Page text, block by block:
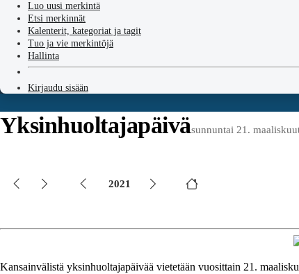
Luo uusi merkintä
Etsi merkinnät
Kalenterit, kategoriat ja tagit
Tuo ja vie merkintöjä
Hallinta
Kirjaudu sisään
Yksinhuoltajapäiväsunnuntai 21.
2021
Kansainvälistä yksinhuoltajapäivää vietetään vuosittain 21.